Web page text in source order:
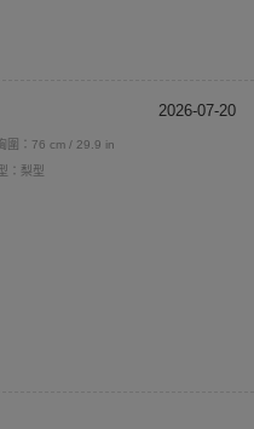
2026-07-20
圍：76 cm / 29.9 in
：梨型